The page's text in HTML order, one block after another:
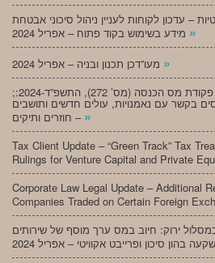
– עדכון לקוחות לעניין ניהול סיכוני אבטחת
»
»
;מעו”דכן מיסים – חוק לתיקון פקודת מס הכנסה (מס’ 272), התשפ”ד-2024:
בקשר עם נאמנויות, עולים חדשים ותושבים
חוזרים ותיקים – »
Tax Client Update – “Green Track” Tax
Rulings for Venture Capital and Private
Corporate Law Legal Update – Additional
Companies Traded on Certain Foreign
ירוק: חיוב במס ערך מוסף של שירותים